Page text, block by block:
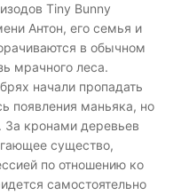
Tiny Bunny
Антон, его семья и
в обычном
мрачного леса.
начали пропадать
появления маньяка, но
За кронами деревьев
существо,
по отношению ко
самостоятельно